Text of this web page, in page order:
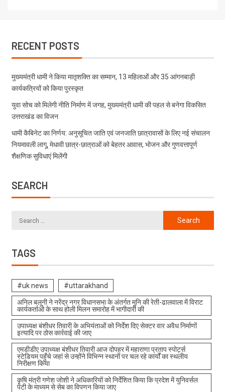
RECENT POSTS
मुख्यमंत्री धामी ने किया मातृशक्ति का सम्मान, 13 महिलाओं और 35 आंगनबाड़ी
कार्यकत्रियों को किया पुरस्कृत
युवा सोच को मिलेगी नीति निर्माण में जगह, मुख्यमंत्री धामी की पहल से बनेगा विकसित
उत्तराखंड का विजन
धामी कैबिनेट का निर्णय: अनुसूचित जाति एवं जनजाति छात्रावासों के लिए नई संचालन
नियमावली लागू, मेधावी छात्र-छात्राओं को बेहतर आवास, भोजन और गुणवत्तापूर्ण
शैक्षणिक सुविधाएं मिलेंगी
SEARCH
TAGS
#uk news #uttarakhand
अनिल बलूनी ने नरेंद्र नगर विधानसभा के अंतर्गत मुनि की रेती-ढालवाला में विराट
कार्यकर्ताओ के साथ होली मिलन समारोह में भागीदारी की
उपाध्यक्ष बंशीधर तिवारी के अभियंताओं को निर्देश दिए सेक्टर वार अवैध निर्माणों
इत्यादि पर ठोस कार्रवाई की जाए
एमडीडीए उपाध्यक्ष बंशीधर तिवारी आज दोपहर में महाराणा प्रताप स्पोर्ट्स
स्टेडियम पहुँचे जहां से उन्होंने विभिन्न स्थानों पर चल रहे कार्यों का स्थलीय
निरीक्षण किया
कृषि मंत्री गणेश जोशी ने अधिकारियों को निर्देशित किया कि प्रदेश में युनिवर्सल
पेटी के माध्यम से सेब का विपणन किया जाए